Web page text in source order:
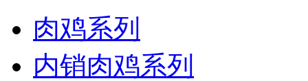
肉鸡系列
内销肉鸡系列